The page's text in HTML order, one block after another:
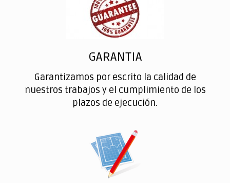
GARANTIA
Garantizamos por escrito la calidad de
nuestros trabajos y el cumplimiento de los
plazos de ejecución.